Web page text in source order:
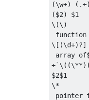
(\w+)
($2) $1
\(\)
\[(\d+)?]
array
$2$1
\*
pointer